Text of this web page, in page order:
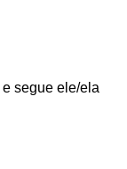
e segue ele/ela